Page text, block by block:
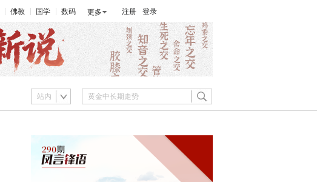
佛教 国学 数码 更多 注册 登录
站内